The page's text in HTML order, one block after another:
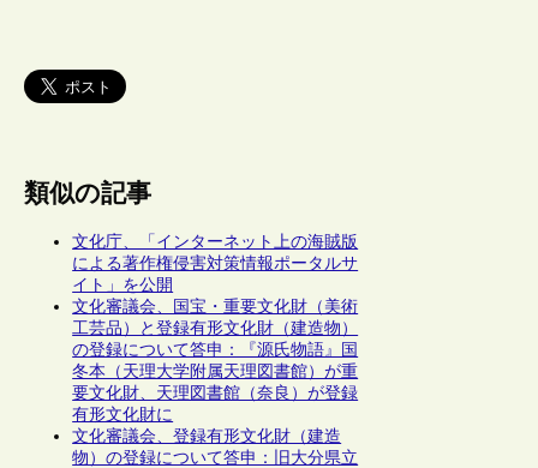
類似の記事
文化庁、「インターネット上の海賊版
による著作権侵害対策情報ポータルサ
イト」を公開
文化審議会、国宝・重要文化財（美術
工芸品）と登録有形文化財（建造物）
の登録について答申：『源氏物語』国
冬本（天理大学附属天理図書館）が重
要文化財、天理図書館（奈良）が登録
有形文化財に
文化審議会、登録有形文化財（建造
物）の登録について答申：旧大分県立